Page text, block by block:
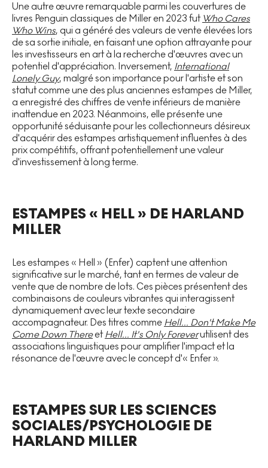
Une autre œuvre remarquable parmi les couvertures de
livres Penguin classiques de Miller en 2023 fut Who Cares
Who Wins, qui a généré des valeurs de vente élevées lors
de sa sortie initiale, en faisant une option attrayante pour
les investisseurs en art à la recherche d'œuvres avec un
potentiel d'appréciation. Inversement, International
Lonely Guy, malgré son importance pour l'artiste et son
statut comme une des plus anciennes estampes de Miller,
a enregistré des chiffres de vente inférieurs de manière
inattendue en 2023. Néanmoins, elle présente une
opportunité séduisante pour les collectionneurs désireux
d'acquérir des estampes artistiquement influentes à des
prix compétitifs, offrant potentiellement une valeur
d'investissement à long terme.
ESTAMPES « HELL » DE HARLAND
MILLER
Les estampes « Hell » (Enfer) captent une attention
significative sur le marché, tant en termes de valeur de
vente que de nombre de lots. Ces pièces présentent des
combinaisons de couleurs vibrantes qui interagissent
dynamiquement avec leur texte secondaire
accompagnateur. Des titres comme Hell... Don't Make Me
Come Down ThereetHell... It's Only Foreverutilisent des
associations linguistiques pour amplifier l'impact et la
résonance de l'œuvre avec le concept d'« Enfer ».
ESTAMPES SUR LES SCIENCES
SOCIALES/PSYCHOLOGIE DE
HARLAND MILLER